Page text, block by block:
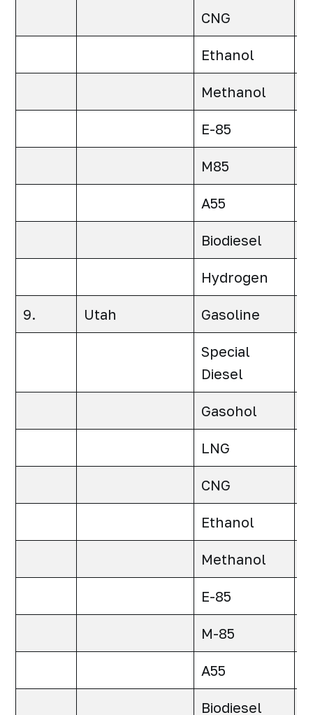
CNG
Ethanol
Methanol
E-85
M85
A55
Biodiesel
Hydrogen
9. Utah Gasoline
Special
Diesel
Gasohol
LNG
CNG
Ethanol
Methanol
E-85
M-85
A55
Biodiesel